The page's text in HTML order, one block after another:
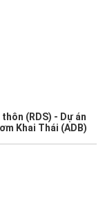
(RDS) - Dự án
Khai Thái (ADB)